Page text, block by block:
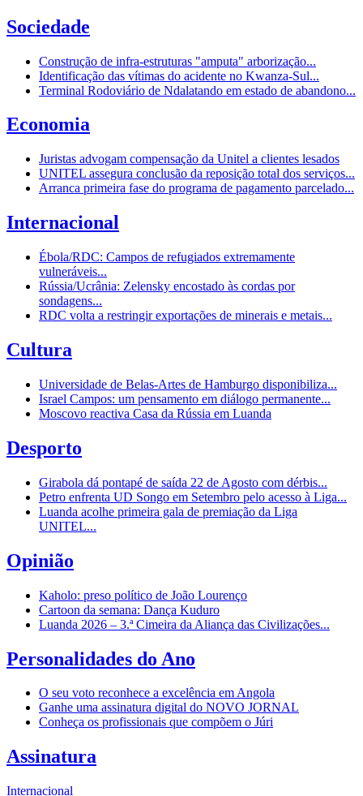
Sociedade
Construção de infra-estruturas "amputa" arborização...
Identificação das vítimas do acidente no Kwanza-Sul...
Terminal Rodoviário de Ndalatando em estado de abandono...
Economia
Juristas advogam compensação da Unitel a clientes lesados
UNITEL assegura conclusão da reposição total dos serviços...
Arranca primeira fase do programa de pagamento parcelado...
Internacional
Ébola/RDC: Campos de refugiados extremamente
vulneráveis...
Rússia/Ucrânia: Zelensky encostado às cordas por
sondagens...
RDC volta a restringir exportações de minerais e metais...
Cultura
Universidade de Belas-Artes de Hamburgo disponibiliza...
Israel Campos: um pensamento em diálogo permanente...
Moscovo reactiva Casa da Rússia em Luanda
Desporto
Girabola dá pontapé de saída 22 de Agosto com dérbis...
Petro enfrenta UD Songo em Setembro pelo acesso à Liga...
Luanda acolhe primeira gala de premiação da Liga
UNITEL...
Opinião
Kaholo: preso político de João Lourenço
Cartoon da semana: Dança Kuduro
Luanda 2026 – 3.ª Cimeira da Aliança das Civilizações...
Personalidades do Ano
O seu voto reconhece a excelência em Angola
Ganhe uma assinatura digital do NOVO JORNAL
Conheça os profissionais que compõem o Júri
Assinatura
Internacional